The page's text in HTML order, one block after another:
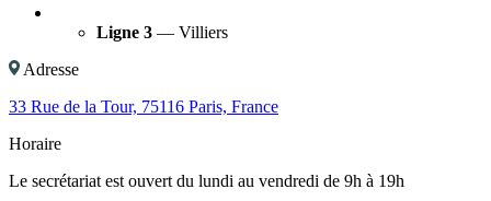
Ligne 3 — Villiers
Adresse
33 Rue de la Tour, 75116 Paris, France
Horaire
Le secrétariat est ouvert du lundi au vendredi de 9h à 19h